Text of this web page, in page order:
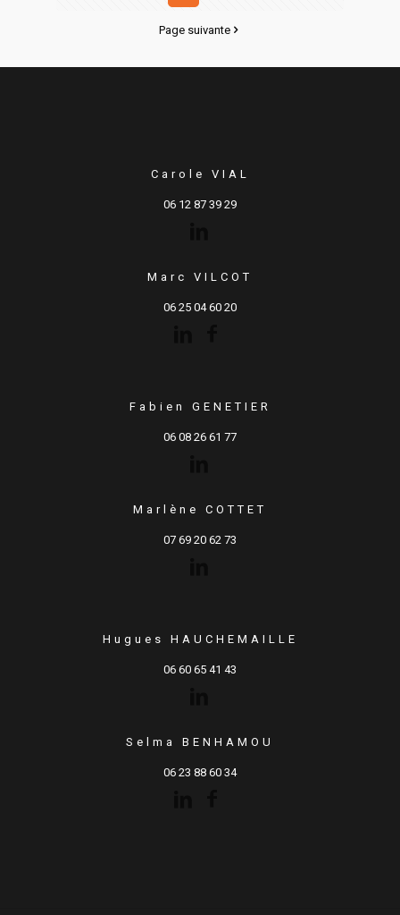
Page suivante
Carole VIAL
06 12 87 39 29
Marc VILCOT
06 25 04 60 20
Fabien GENETIER
06 08 26 61 77
Marlène COTTET
07 69 20 62 73
Hugues HAUCHEMAILLE
06 60 65 41 43
Selma BENHAMOU
06 23 88 60 34